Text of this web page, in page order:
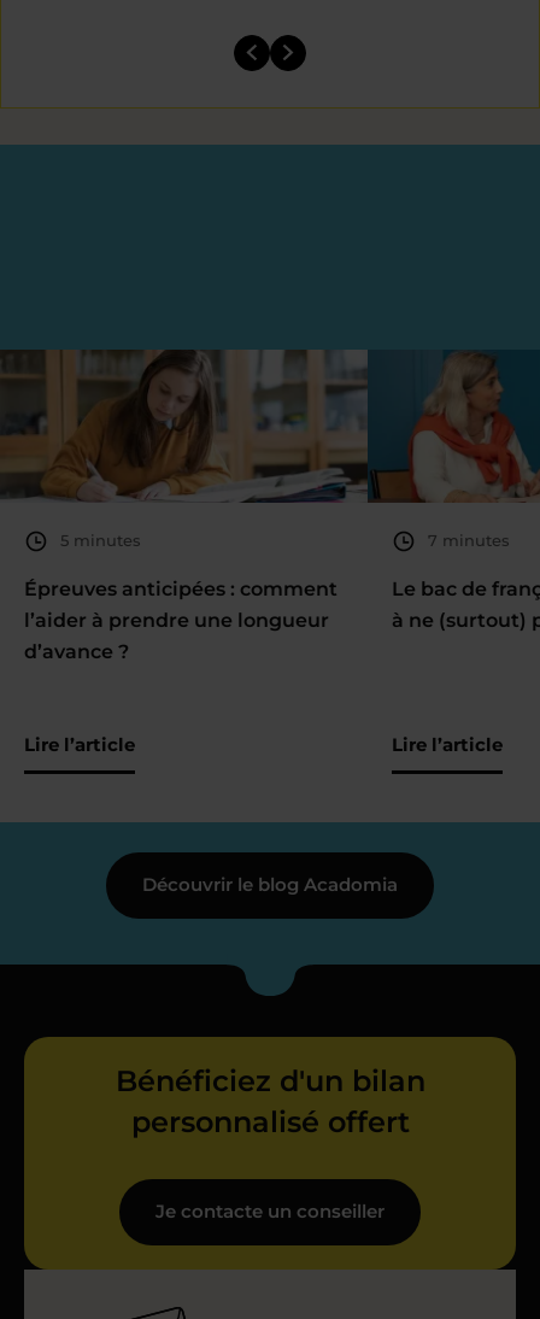
5 minutes
Épreuves anticipées : comment
l’aider à prendre une longueur
d’avance ?
Lire l’article
7 minutes
Le bac de
à ne (surtout)
Lire l’article
Découvrir le blog Acadomia
Bénéficiez d'un bilan
personnalisé offert
Je contacte un conseiller